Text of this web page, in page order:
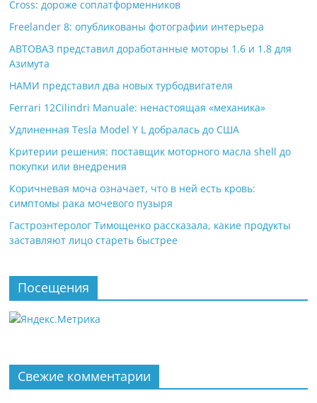
Cross: дороже соплатформенников
Freelander 8: опубликованы фотографии интерьера
АВТОВАЗ представил доработанные моторы 1.6 и 1.8 для
Азимута
НАМИ представил два новых турбодвигателя
Ferrari 12Cilindri Manuale: ненастоящая «механика»
Удлиненная Tesla Model Y L добралась до США
Критерии решения: поставщик моторного масла shell до
покупки или внедрения
Коричневая моча означает, что в ней есть кровь:
симптомы рака мочевого пузыря
Гастроэнтеролог Тимощенко рассказала, какие продукты
заставляют лицо стареть быстрее
Посещения
Свежие комментарии